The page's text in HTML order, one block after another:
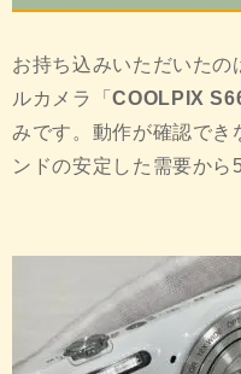
お持ち込みいただいたの
ルカメラ「COOLPIX
みです。動作が確認でき
ンドの安定した需要から